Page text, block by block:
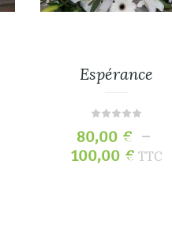
Espérance
80,00 € –
100,00 € TTC